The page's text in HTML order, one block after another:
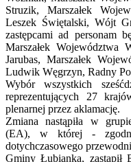
Struzik, Marszałek
Leszek Świętalski, Wójt
zastępcami ad personam
Marszałek Województwa
Jarubas, Marszałek
Ludwik Węgrzyn, Radny
Wybór wszystkich
reprezentujących 27
plenarnej przez aklamację.
Zmiana nastąpiła w
(EA), w której -
dotychczasowego
Gminy Łubianka, zastąpił